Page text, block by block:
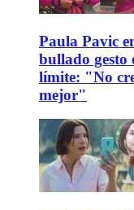
Paula Pavic
bullado gesto
límite: "No
mejor"